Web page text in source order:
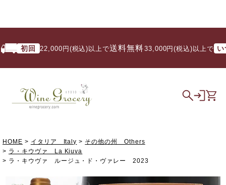
初回 22,000円(税込)以上で送料無料/ 33,000円(税込)以上で いつで
HOME イタリア Italy
その他の州 Others
ラ・キウヴァ La Kiuva
ラ・キウヴァ ルージュ・ド・ヴァレー 2023